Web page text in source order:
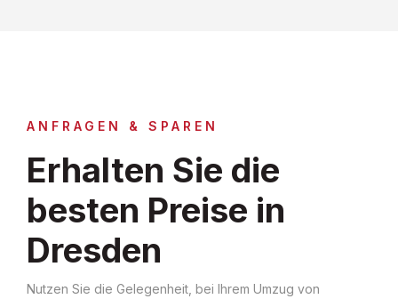
ANFRAGEN & SPAREN
Erhalten Sie die
besten Preise in
Dresden
Nutzen Sie die Gelegenheit, bei Ihrem Umzug von